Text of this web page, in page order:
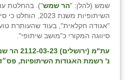
שמש (להלן: "הר שמש"). בהחלטת
השיתופיות משנת
"אגודה חקלאית", בעוד שהעותרת
סיווגה המקורי כ"מושב שיתופי".
עת"מ
נ' רשמת האגודות השיתופיות, פס״ד מיום